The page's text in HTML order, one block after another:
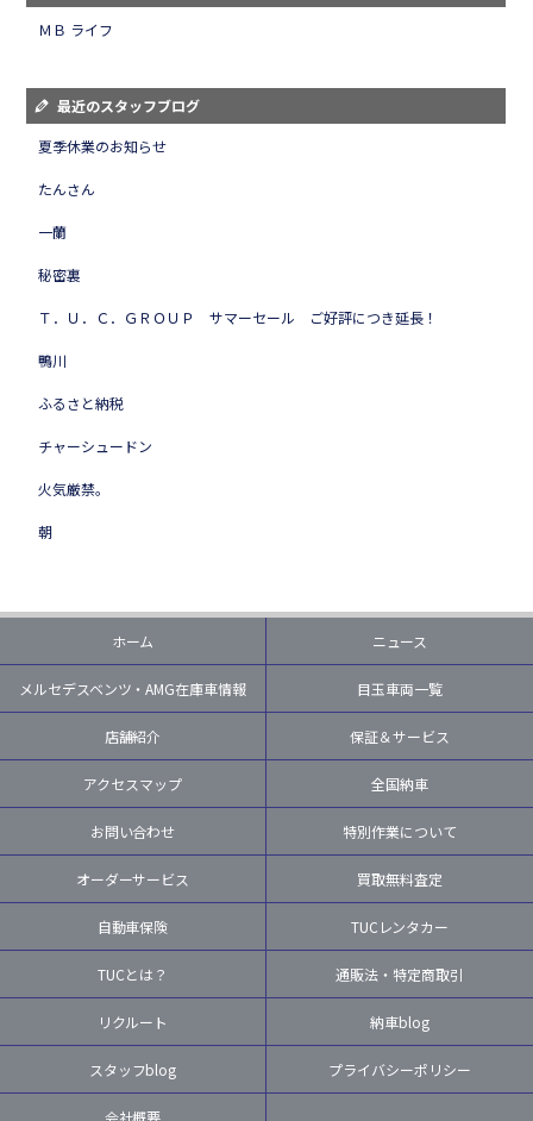
ＭＢ ライフ
最近のスタッフブログ
夏季休業のお知らせ
たんさん
一蘭
秘密裏
Ｔ．Ｕ．Ｃ．ＧＲＯＵＰ サマーセール ご好評につき延長！
鴨川
ふるさと納税
チャーシュードン
火気厳禁。
朝
ホーム ニュース
メルセデスベンツ・AMG在庫車情報 目玉車両一覧
店舗紹介 保証＆サービス
アクセスマップ 全国納車
お問い合わせ 特別作業について
オーダーサービス 買取無料査定
自動車保険 TUCレンタカー
TUCとは？ 通販法・特定商取引
リクルート 納車blog
スタッフblog プライバシーポリシー
会社概要